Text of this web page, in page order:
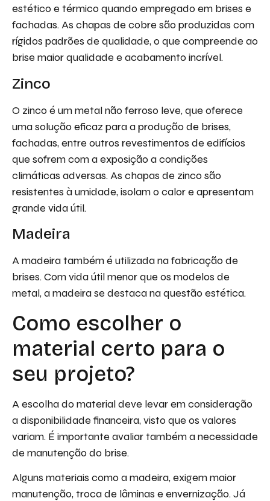
estético e térmico quando empregado em brises e
fachadas. As chapas de cobre são produzidas com
rígidos padrões de qualidade, o que compreende ao
brise maior qualidade e acabamento incrível.
Zinco
O zinco é um metal não ferroso leve, que oferece
uma solução eficaz para a produção de brises,
fachadas, entre outros revestimentos de edifícios
que sofrem com a exposição a condições
climáticas adversas. As chapas de zinco são
resistentes à umidade, isolam o calor e apresentam
grande vida útil.
Madeira
A madeira também é utilizada na fabricação de
brises. Com vida útil menor que os modelos de
metal, a madeira se destaca na questão estética.
Como escolher o
material certo para o
seu projeto?
A escolha do material deve levar em consideração
a disponibilidade financeira, visto que os valores
variam. É importante avaliar também a necessidade
de manutenção do brise.
Alguns materiais como a madeira, exigem maior
manutenção, troca de lâminas e envernização. Já